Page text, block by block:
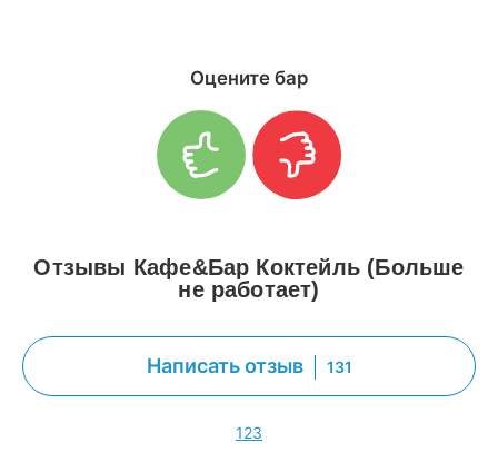
Оцените бар
Отзывы Кафе&Бар Коктейль (Больше
не работает)
Написать отзыв 131
123